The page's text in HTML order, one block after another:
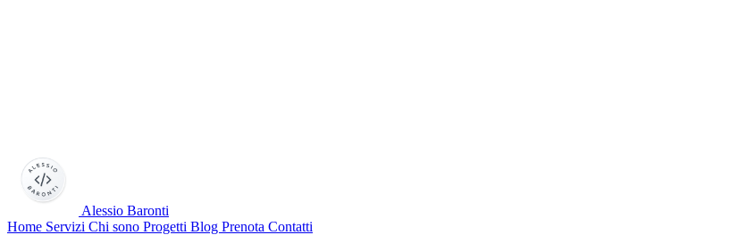
Alessio Baronti
Home Servizi Chi sono Progetti Blog Prenota Contatti